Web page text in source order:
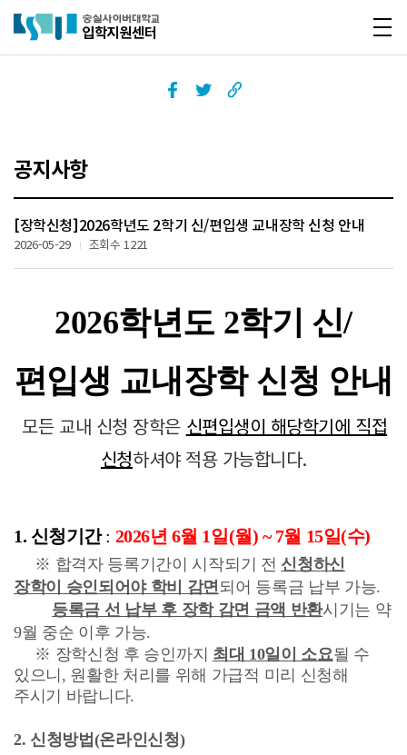
바로가기
메뉴
공지사항
[장학신청]2026학년도 2학기 신/편입생 교내장학 신청 안내
2026-05-29 조회수 1221
2026학년도 2학기 신/
편입생 교내장학 신청 안내
모든 교내 신청 장학은 신편입생이 해당학기에 직접
신청하셔야 적용 가능합니다.
1. 신청기 간: 2026년 6월 1일(월) ~7월 15일(수)
※ 합격자 등록기간이 시작되기 전 신청하신
장학이 승인되어야 학비 감면되어 등록금 납부 가능.
등록금 선 납부 후 장학 감면 금액 반환시기는 약
9월 중순 이후 가능.
※ 장학신청 후 승인까지 최대 10일이 소요될 수
있으니, 원활한 처리를 위해 가급적 미리 신청해
주시기 바랍니다.
2. 신청방법(온라인신청)